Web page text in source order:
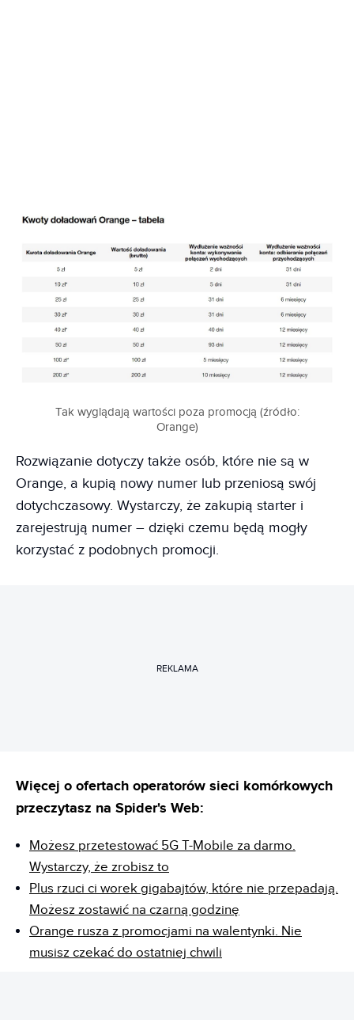
Tak wyglądają wartości poza promocją (źródło:
Orange)
Rozwiązanie dotyczy także osób, które nie są w
Orange, a kupią nowy numer lub przeniosą swój
dotychczasowy. Wystarczy, że zakupią starter i
zarejestrują numer – dzięki czemu będą mogły
korzystać z podobnych promocji.
REKLAMA
Więcej o ofertach operatorów sieci komórkowych
przeczytasz na Spider's Web:
Możesz przetestować 5G T-Mobile za darmo.
Wystarczy, że zrobisz to
Plus rzuci ci worek gigabajtów, które nie przepadają.
Możesz zostawić na czarną godzinę
Orange rusza z promocjami na walentynki. Nie
musisz czekać do ostatniej chwili